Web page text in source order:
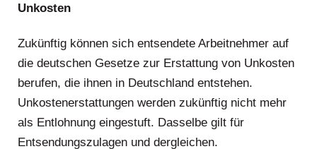
Unkosten
Zukünftig können sich entsendete Arbeitnehmer auf
die deutschen Gesetze zur Erstattung von Unkosten
berufen, die ihnen in Deutschland entstehen.
Unkostenerstattungen werden zukünftig nicht mehr
als Entlohnung eingestuft. Dasselbe gilt für
Entsendungszulagen und dergleichen.